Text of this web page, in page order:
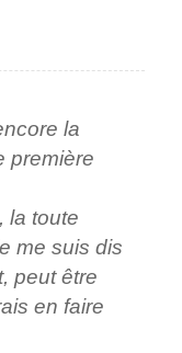
la
première
la toute
me suis dis
peut être
en faire